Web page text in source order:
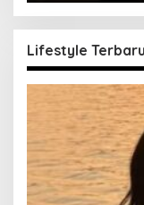
Lifestyle Terbaru